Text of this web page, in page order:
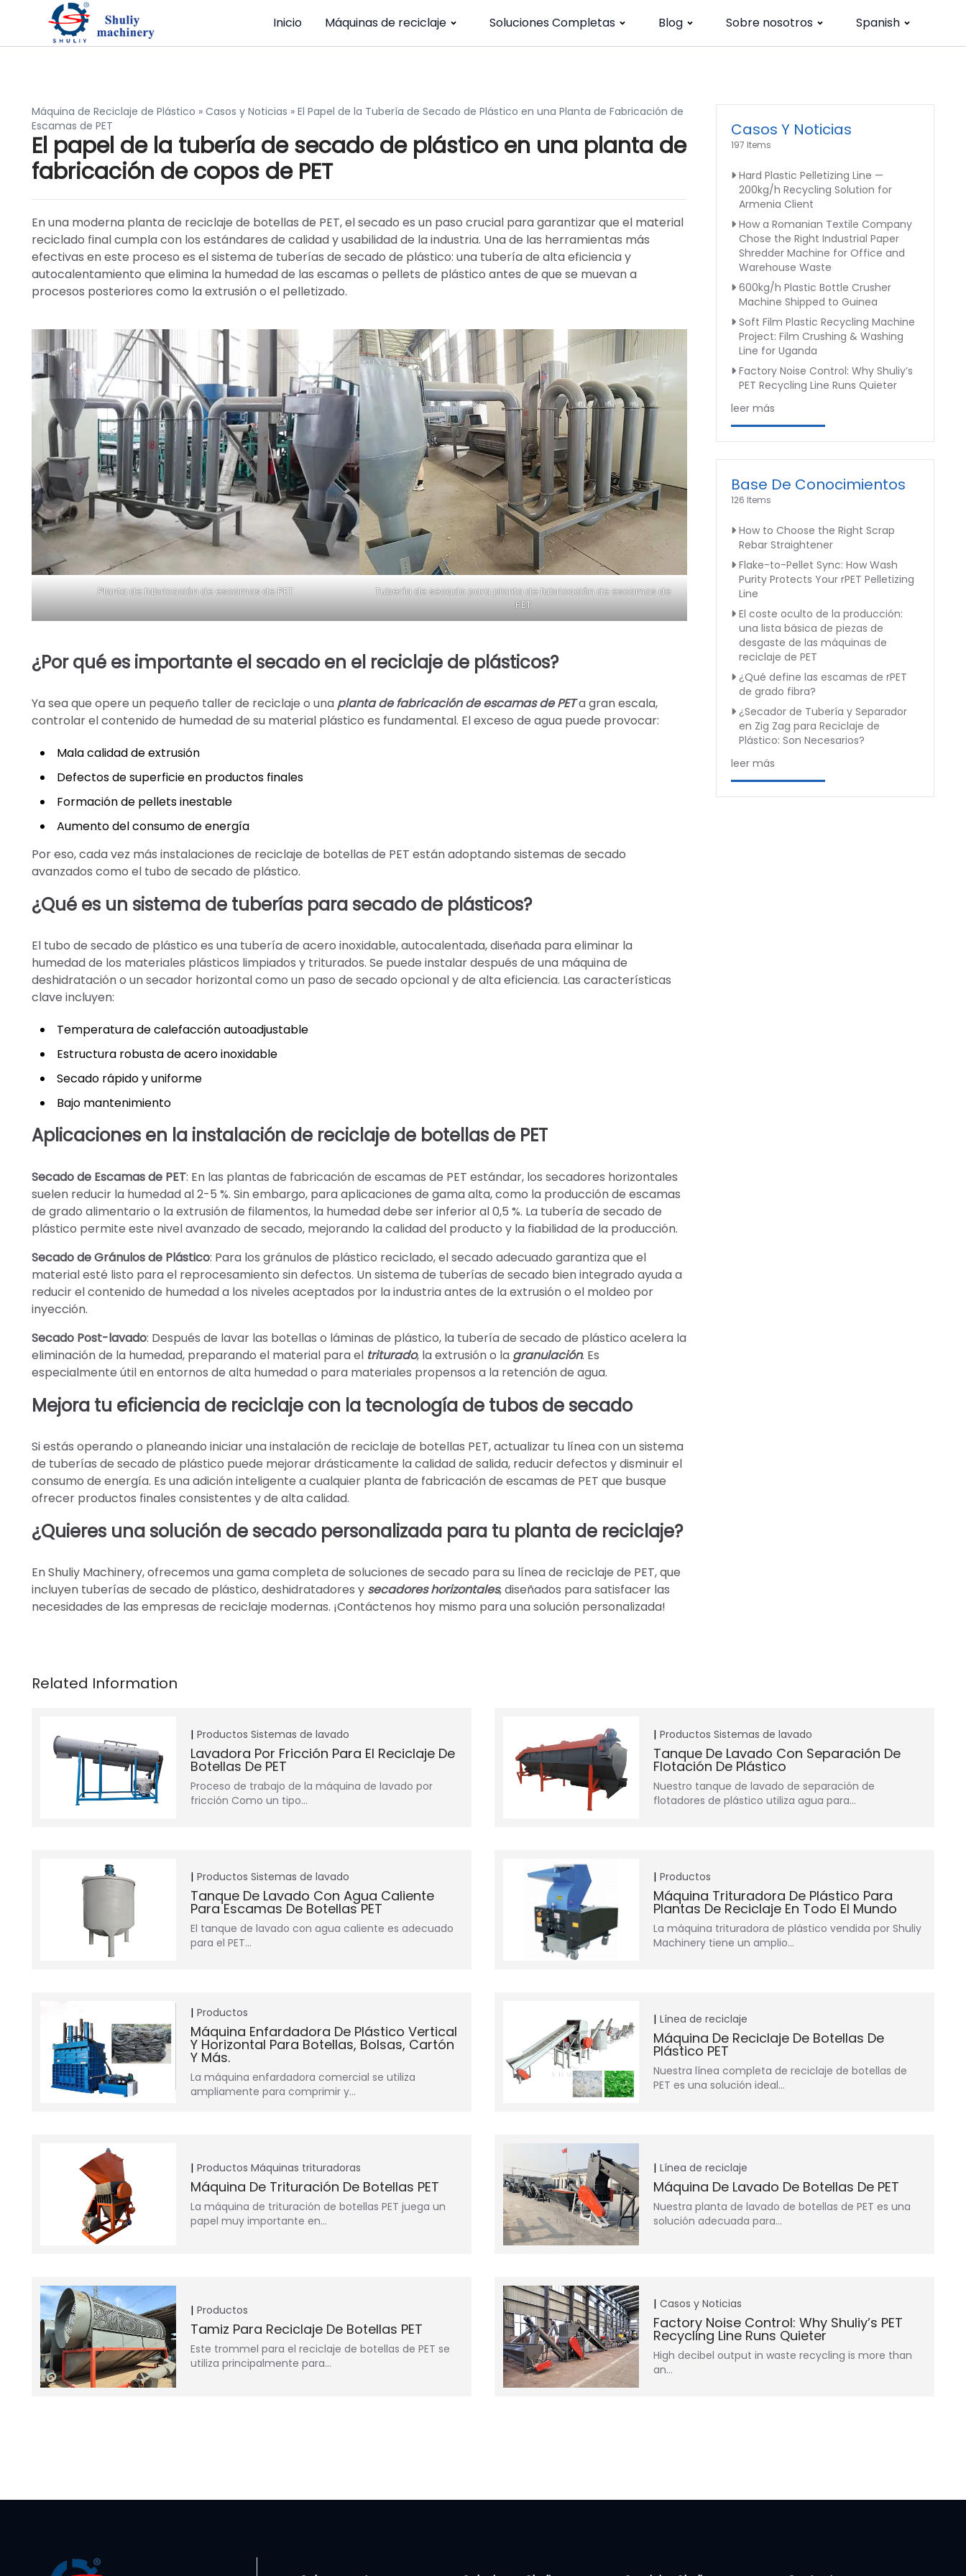
Inicio Máquinas de reciclaje Soluciones Completas Blog Sobre nosotros Spanish
Máquina de Reciclaje de Plástico » Casos y Noticias » El Papel de la Tubería de Secado de Plástico en una Planta de Fabricación de
Escamas de PET
El papel de la tubería de secado de plástico en una planta de
fabricación de copos de PET
En una moderna planta de reciclaje de botellas de PET, el secado es un paso crucial para garantizar que el material
reciclado final cumpla con los estándares de calidad y usabilidad de la industria. Una de las herramientas más
efectivas en este proceso es el sistema de tuberías de secado de plástico: una tubería de alta eficiencia y
autocalentamiento que elimina la humedad de las escamas o pellets de plástico antes de que se muevan a
procesos posteriores como la extrusión o el pelletizado.
Planta de fabricación de escamas de PET
Tubería de secado para planta de fabricación de escamas de
PET
¿Por qué es importante el secado en el reciclaje de plásticos?
Ya sea que opere un pequeño taller de reciclaje o una planta de fabricación de escamas de PETa gran escala,
controlar el contenido de humedad de su material plástico es fundamental. El exceso de agua puede provocar:
Mala calidad de extrusión
Defectos de superficie en productos finales
Formación de pellets inestable
Aumento del consumo de energía
Por eso, cada vez más instalaciones de reciclaje de botellas de PET están adoptando sistemas de secado
avanzados como el tubo de secado de plástico.
¿Qué es un sistema de tuberías para secado de plásticos?
El tubo de secado de plástico es una tubería de acero inoxidable, autocalentada, diseñada para eliminar la
humedad de los materiales plásticos limpiados y triturados. Se puede instalar después de una máquina de
deshidratación o un secador horizontal como un paso de secado opcional y de alta eficiencia. Las características
clave incluyen:
Temperatura de calefacción autoadjustable
Estructura robusta de acero inoxidable
Secado rápido y uniforme
Bajo mantenimiento
Aplicaciones en la instalación de reciclaje de botellas de PET
Secado de Escamas de PET: En las plantas de fabricación de escamas de PET estándar, los secadores horizontales
suelen reducir la humedad al 2-5 %. Sin embargo, para aplicaciones de gama alta, como la producción de escamas
de grado alimentario o la extrusión de filamentos, la humedad debe ser inferior al 0,5 %. La tubería de secado de
plástico permite este nivel avanzado de secado, mejorando la calidad del producto y la fiabilidad de la producción.
Secado de Gránulos de Plástico: Para los gránulos de plástico reciclado, el secado adecuado garantiza que el
material esté listo para el reprocesamiento sin defectos. Un sistema de tuberías de secado bien integrado ayuda a
reducir el contenido de humedad a los niveles aceptados por la industria antes de la extrusión o el moldeo por
inyección.
Secado Post-lavado: Después de lavar las botellas o láminas de plástico, la tubería de secado de plástico acelera la
eliminación de la humedad, preparando el material para el triturado, la extrusión o la granulación. Es
especialmente útil en entornos de alta humedad o para materiales propensos a la retención de agua.
Mejora tu eficiencia de reciclaje con la tecnología de tubos de secado
Si estás operando o planeando iniciar una instalación de reciclaje de botellas PET, actualizar tu línea con un sistema
de tuberías de secado de plástico puede mejorar drásticamente la calidad de salida, reducir defectos y disminuir el
consumo de energía. Es una adición inteligente a cualquier planta de fabricación de escamas de PET que busque
ofrecer productos finales consistentes y de alta calidad.
¿Quieres una solución de secado personalizada para tu planta de reciclaje?
En Shuliy Machinery, ofrecemos una gama completa de soluciones de secado para su línea de reciclaje de PET, que
incluyen tuberías de secado de plástico, deshidratadores y secadores horizontales, diseñados para satisfacer las
necesidades de las empresas de reciclaje modernas. ¡Contáctenos hoy mismo para una solución personalizada!
Casos Y Noticias
197 Items
Hard Plastic Pelletizing Line —
200kg/h Recycling Solution for
Armenia Client
How a Romanian Textile Company
Chose the Right Industrial Paper
Shredder Machine for Office and
Warehouse Waste
600kg/h Plastic Bottle Crusher
Machine Shipped to Guinea
Soft Film Plastic Recycling Machine
Project: Film Crushing & Washing
Line for Uganda
Factory Noise Control: Why Shuliy’s
PET Recycling Line Runs Quieter
leer más
Base De Conocimientos
126 Items
How to Choose the Right Scrap
Rebar Straightener
Flake-to-Pellet Sync: How Wash
Purity Protects Your rPET Pelletizing
Line
El coste oculto de la producción:
una lista básica de piezas de
desgaste de las máquinas de
reciclaje de PET
¿Qué define las escamas de rPET
de grado fibra?
¿Secador de Tubería y Separador
en Zig Zag para Reciclaje de
Plástico: Son Necesarios?
leer más
Productos Sistemas de lavado
Lavadora Por Fricción Para El Reciclaje De
Botellas De PET
Proceso de trabajo de la máquina de lavado por
fricción Como un tipo…
Productos Sistemas de lavado
Tanque De Lavado Con Separación De
Flotación De Plástico
Nuestro tanque de lavado de separación de
flotadores de plástico utiliza agua para…
Productos Sistemas de lavado
Tanque De Lavado Con Agua Caliente
Para Escamas De Botellas PET
El tanque de lavado con agua caliente es adecuado
para el PET…
Productos
Máquina Trituradora De Plástico Para
Plantas De Reciclaje En Todo El Mundo
La máquina trituradora de plástico vendida por Shuliy
Machinery tiene un amplio…
Productos
Máquina Enfardadora De Plástico Vertical
Y Horizontal Para Botellas, Bolsas, Cartón
Y Más.
La máquina enfardadora comercial se utiliza
ampliamente para comprimir y…
Línea de reciclaje
Máquina De Reciclaje De Botellas De
Plástico PET
Nuestra línea completa de reciclaje de botellas de
PET es una solución ideal…
Productos Máquinas trituradoras
Máquina De Trituración De Botellas PET
La máquina de trituración de botellas PET juega un
papel muy importante en…
Línea de reciclaje
Máquina De Lavado De Botellas De PET
Nuestra planta de lavado de botellas de PET es una
solución adecuada para…
Productos
Tamiz Para Reciclaje De Botellas PET
Este trommel para el reciclaje de botellas de PET se
utiliza principalmente para…
Casos y Noticias
Factory Noise Control: Why Shuliy’s PET
Recycling Line Runs Quieter
High decibel output in waste recycling is more than
an…